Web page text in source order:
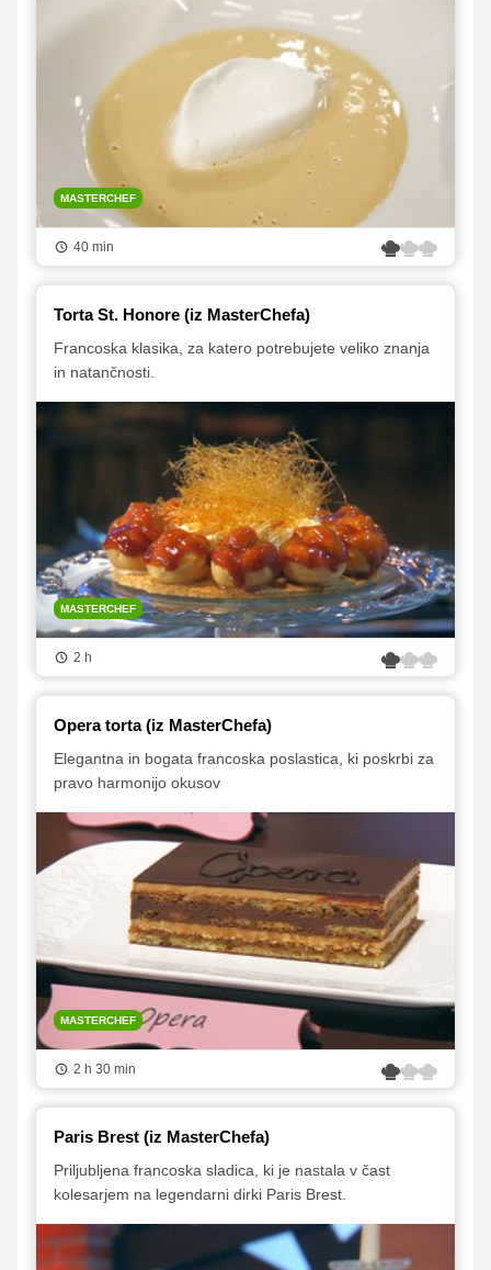
MASTERCHEF
40 min
Torta St. Honore (iz MasterChefa)
Francoska klasika, za katero potrebujete veliko znanja
in natančnosti.
MASTERCHEF
2 h
Opera torta (iz MasterChefa)
Elegantna in bogata francoska poslastica, ki poskrbi za
pravo harmonijo okusov
MASTERCHEF
2 h 30 min
Paris Brest (iz MasterChefa)
Priljubljena francoska sladica, ki je nastala v čast
kolesarjem na legendarni dirki Paris Brest.